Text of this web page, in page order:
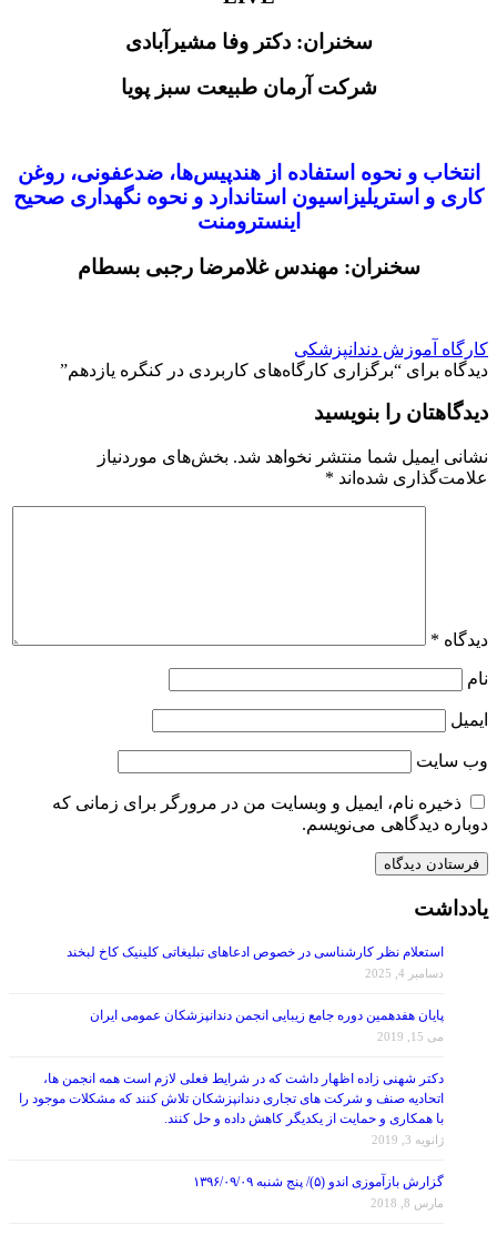
سخنران: دکتر وفا مشیرآبادی
شرکت آرمان طبیعت سبز پویا
انتخاب و نحوه استفاده از هندپیس‌ها، ضدعفونی، روغن
کاری و استریلیزاسیون استاندارد و نحوه نگهداری صحیح
اینسترومنت
سخنران: مهندس غلامرضا رجبی بسطام
کارگاه آموزش دندانپزشکی
دیدگاه برای “برگزاری کارگاه‌‌های کاربردی در کنگره یازدهم”
دیدگاهتان را بنویسید
نشانی ایمیل شما منتشر نخواهد شد. بخش‌های موردنیاز
علامت‌گذاری شده‌اند *
دیدگاه *
نام
ایمیل
وب‌ سایت
ذخیره نام، ایمیل و وبسایت من در مرورگر برای زمانی که
دوباره دیدگاهی می‌نویسم.
یادداشت
استعلام نظر کارشناسی در خصوص ادعاهای تبلیغاتی کلینیک کاخ لبخند
دسامبر 4, 2025
پایان هفدهمین دوره جامع زیبایی انجمن دندانپزشکان عمومی ایران
می 15, 2019
دکتر شهنی زاده اظهار داشت که در شرایط فعلی لازم است همه انجمن ها،
اتحادیه صنف و شرکت های تجاری دندانپزشکان تلاش کنند که مشکلات موجود را
با همکاری و حمایت از یکدیگر کاهش داده و حل کنند.
ژانویه 3, 2019
گزارش بازآموزی اندو (۵)/ پنج شنبه ۱۳۹۶/۰۹/۰۹
مارس 8, 2018